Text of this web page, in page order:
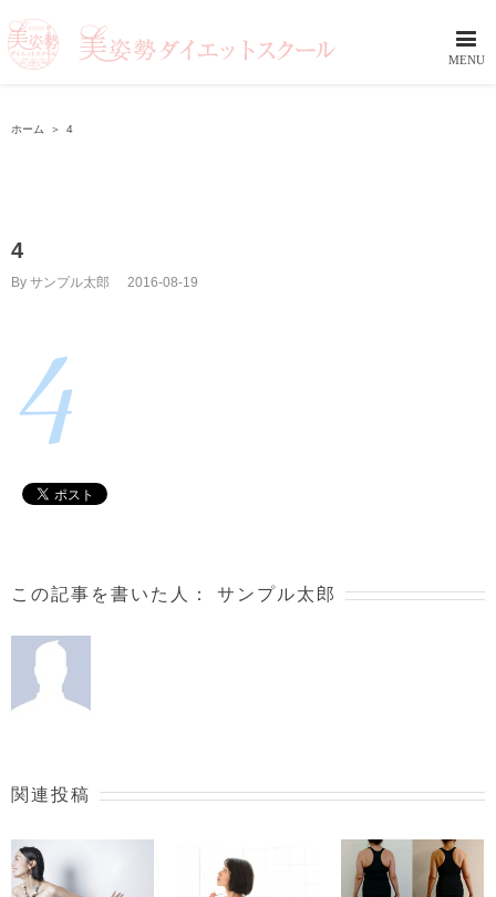
ホーム ＞ 4
4
By サンプル太郎 2016-08-19
この記事を書いた人： サンプル太郎
関連投稿